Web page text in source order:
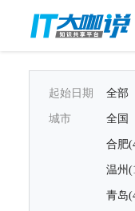
起始日期 全部
城市 全国
合肥
温州
青岛